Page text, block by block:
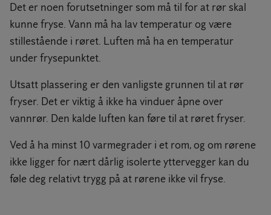
Det er noen forutsetninger som må til for at rør skal
kunne fryse. Vann må ha lav temperatur og være
stillestående i røret. Luften må ha en temperatur
under frysepunktet.
Utsatt plassering er den vanligste grunnen til at rør
fryser. Det er viktig å ikke ha vinduer åpne over
vannrør. Den kalde luften kan føre til at røret fryser.
Ved å ha minst 10 varmegrader i et rom, og om rørene
ikke ligger for nært dårlig isolerte yttervegger kan du
føle deg relativt trygg på at rørene ikke vil fryse.